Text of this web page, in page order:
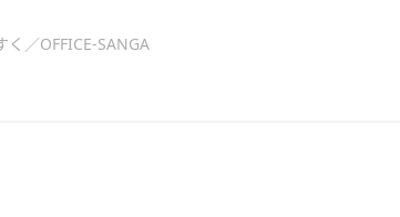
く／OFFICE-SANGA